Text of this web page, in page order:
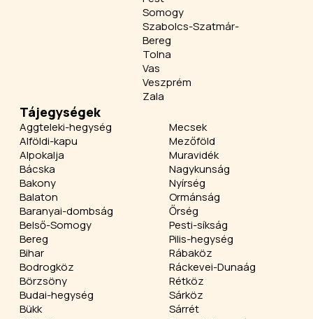
Somogy
Szabolcs-Szatmár-
Bereg
Tolna
Vas
Veszprém
Zala
Tájegységek
Aggteleki-hegység
Alföldi-kapu
Alpokalja
Bácska
Bakony
Balaton
Baranyai-dombság
Belső-Somogy
Bereg
Bihar
Bodrogköz
Börzsöny
Budai-hegység
Bükk
Mecsek
Mezőföld
Muravidék
Nagykunság
Nyírség
Ormánság
Őrség
Pesti-síkság
Pilis-hegység
Rábaköz
Ráckevei-Dunaág
Rétköz
Sárköz
Sárrét